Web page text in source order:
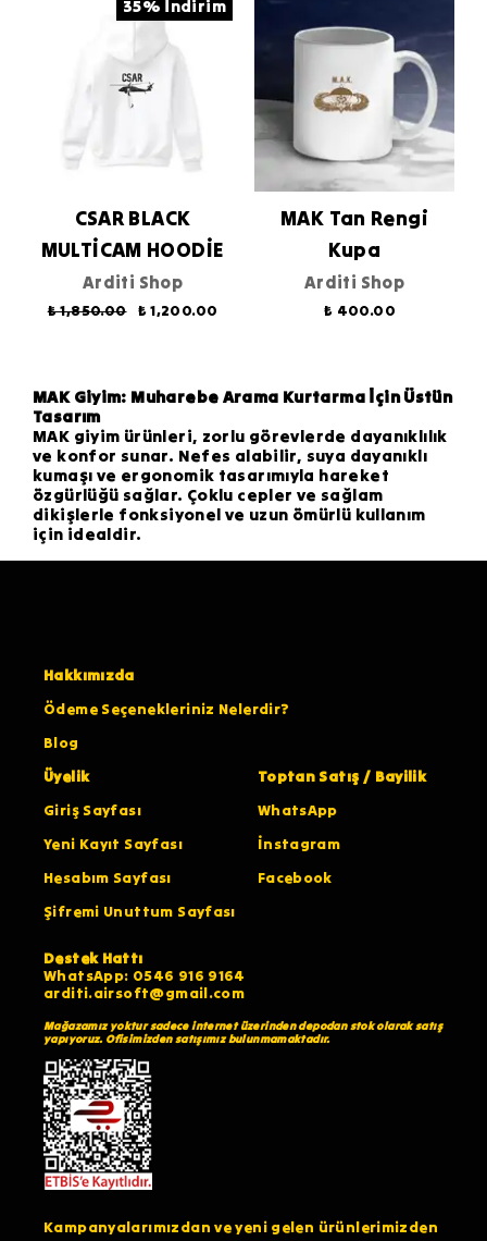
35% İndirim
CSAR BLACK
MULTİCAM HOODİE
Arditi Shop
₺ 1,850.00 ₺ 1,200.00
MAK Tan Rengi
Kupa
Arditi Shop
₺ 400.00
MAK Giyim: Muharebe Arama Kurtarma İçin Üstün
Tasarım
MAK giyim ürünleri, zorlu görevlerde dayanıklılık
ve konfor sunar. Nefes alabilir, suya dayanıklı
kumaşı ve ergonomik tasarımıyla hareket
özgürlüğü sağlar. Çoklu cepler ve sağlam
dikişlerle fonksiyonel ve uzun ömürlü kullanım
için idealdir.
Hakkımızda
Ödeme Seçenekleriniz Nelerdir?
Blog
Üyelik
Giriş Sayfası
Yeni Kayıt Sayfası
Hesabım Sayfası
Şifremi Unuttum Sayfası
Toptan Satış / Bayilik
WhatsApp
İnstagram
Facebook
Destek Hattı
WhatsApp: 0546 916 9164
arditi.airsoft@gmail.com
Mağazamız yoktur sadece internet üzerinden depodan stok olarak satış
yapıyoruz. Ofisimizden satışımız bulunmamaktadır.
Kampanyalarımızdan ve yeni gelen ürünlerimizden